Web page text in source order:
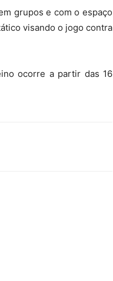
grupos e com o espaço
visando o jogo contra
ocorre a partir das 16